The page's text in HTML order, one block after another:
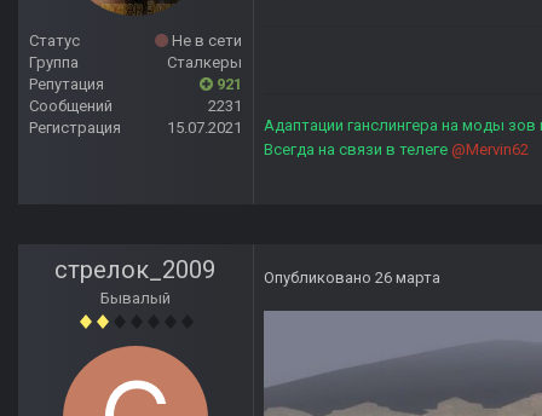
Статус
Не в сети
Группа
Сталкеры
Репутация
921
Сообщений
2231
Регистрация
15.07.2021
Адаптации ганслингера на моды зов
Всегда на связи в телеге @Mervin62
стрелок_2009
Бывалый
Опубликовано 26 марта